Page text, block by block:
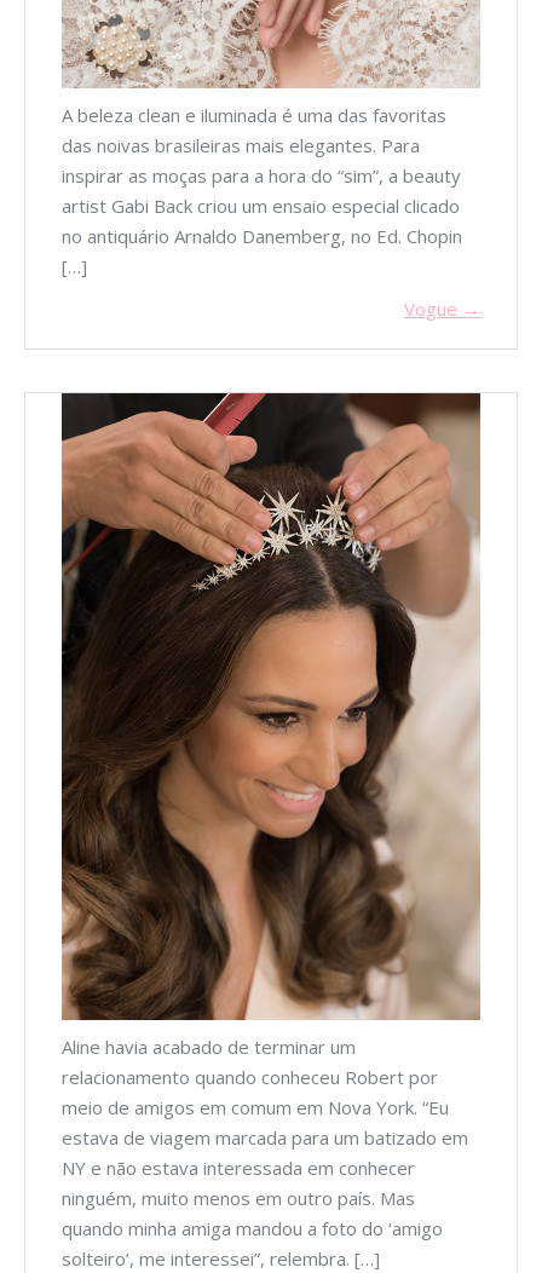
A beleza clean e iluminada é uma das favoritas
das noivas brasileiras mais elegantes. Para
inspirar as moças para a hora do “sim”, a beauty
artist Gabi Back criou um ensaio especial clicado
no antiquário Arnaldo Danemberg, no Ed. Chopin
[…]
Vogue →
Aline havia acabado de terminar um
relacionamento quando conheceu Robert por
meio de amigos em comum em Nova York. “Eu
estava de viagem marcada para um batizado em
NY e não estava interessada em conhecer
ninguém, muito menos em outro país. Mas
quando minha amiga mandou a foto do ‘amigo
solteiro’, me interessei”, relembra. […]